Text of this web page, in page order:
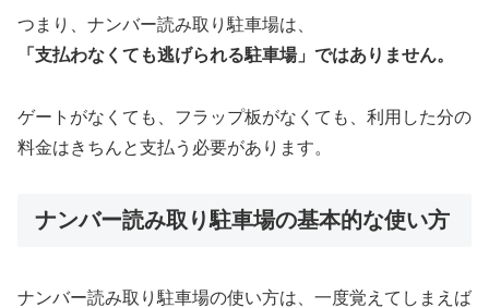
つまり、ナンバー読み取り駐車場は、
「支払わなくても逃げられる駐車場」ではありません。
ゲートがなくても、フラップ板がなくても、利用した分の
料金はきちんと支払う必要があります。
ナンバー読み取り駐車場の基本的な使い方
ナンバー読み取り駐車場の使い方は、一度覚えてしまえば